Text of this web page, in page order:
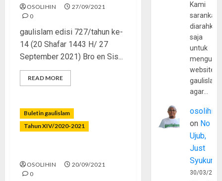
OSOLIHIN
27/09/2021
0
gaulislam edisi 727/tahun ke-
14 (20 Shafar 1443 H/ 27
September 2021) Bro en Sis...
READ MORE
Buletin gaulislam
Tahun XIV/2020-2021
OSOLIHIN
20/09/2021
0
Kami
sarankan,
diarahkan
saja
untuk
website
agar…
osolihin
on No
Ujub,
Just
Syukur
30/03/